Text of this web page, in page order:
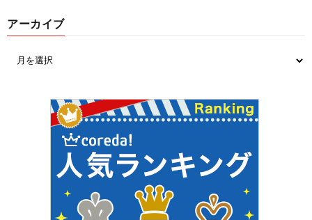
アーカイブ